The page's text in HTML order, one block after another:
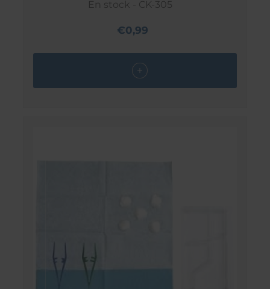
En stock - CK-305
€0,99